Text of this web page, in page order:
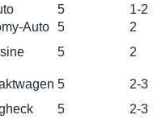
5 1-2
Auto 5 2
5 2
5 2-3
5 2-3